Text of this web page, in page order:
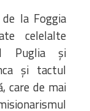
la Foggia
celelalte
Puglia și
și tactul
care de mai